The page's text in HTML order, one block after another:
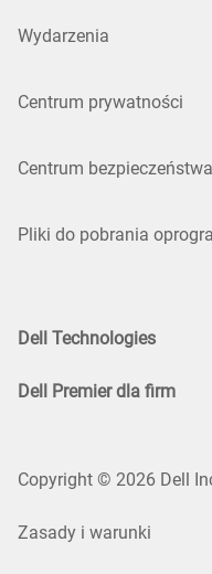
Wydarzenia
Centrum prywatności
Centrum
Pliki do pobrania
Dell Technologies
Dell Premier dla firm
Copyright © 2026 Dell
Zasady i warunki